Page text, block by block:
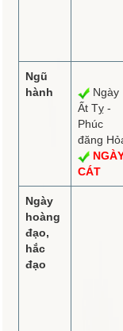
Ngũ
hành
Ngày
Ất Tỵ -
Phúc
đăng
CÁT
Ngày
hoàng
đạo,
hắc
đạo